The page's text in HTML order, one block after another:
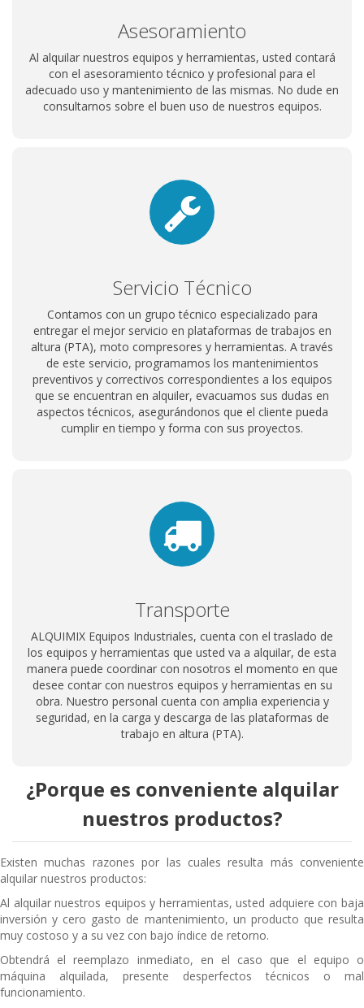
Asesoramiento
Al alquilar nuestros equipos y herramientas, usted contará
con el asesoramiento técnico y profesional para el
adecuado uso y mantenimiento de las mismas. No dude en
consultarnos sobre el buen uso de nuestros equipos.
Servicio Técnico
Contamos con un grupo técnico especializado para
entregar el mejor servicio en plataformas de trabajos en
altura (PTA), moto compresores y herramientas. A través
de este servicio, programamos los mantenimientos
preventivos y correctivos correspondientes a los equipos
que se encuentran en alquiler, evacuamos sus dudas en
aspectos técnicos, asegurándonos que el cliente pueda
cumplir en tiempo y forma con sus proyectos.
Transporte
ALQUIMIX Equipos Industriales, cuenta con el traslado de
los equipos y herramientas que usted va a alquilar, de esta
manera puede coordinar con nosotros el momento en que
desee contar con nuestros equipos y herramientas en su
obra. Nuestro personal cuenta con amplia experiencia y
seguridad, en la carga y descarga de las plataformas de
trabajo en altura (PTA).
¿Porque es conveniente alquilar
nuestros productos?
Existen muchas razones por las cuales resulta más conveniente
alquilar nuestros productos:
Al alquilar nuestros equipos y herramientas, usted adquiere con baja
inversión y cero gasto de mantenimiento, un producto que resulta
muy costoso y a su vez con bajo índice de retorno.
Obtendrá el reemplazo inmediato, en el caso que el equipo o
máquina alquilada, presente desperfectos técnicos o mal
funcionamiento.